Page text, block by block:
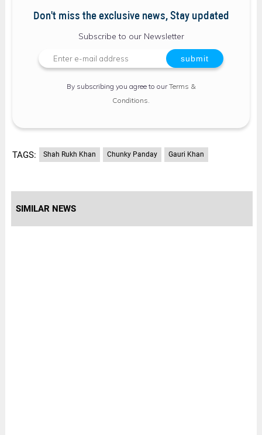
Don't miss the exclusive news, Stay updated
Subscribe to our Newsletter
By subscribing you agree to ourTerms &
Conditions
TAGS: Shah Rukh Khan Chunky Panday Gauri Khan
SIMILAR NEWS